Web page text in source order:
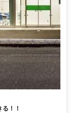
！！